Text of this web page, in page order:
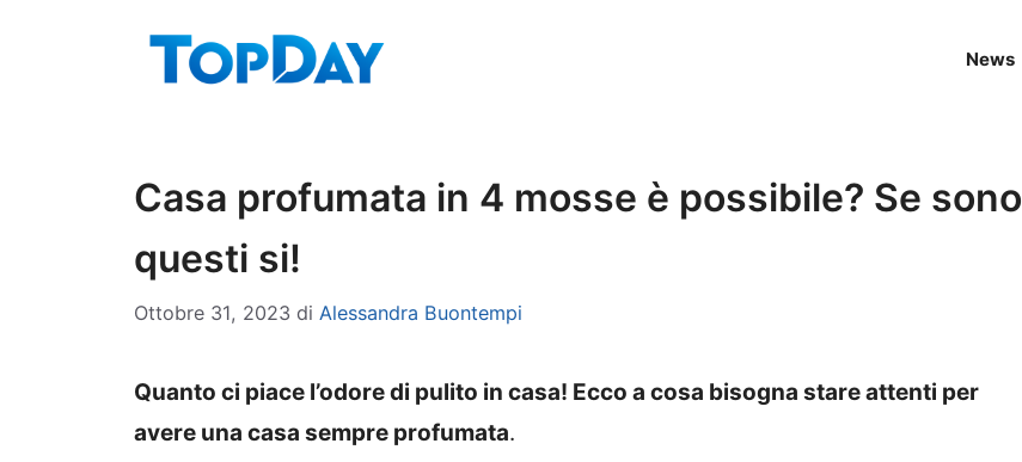
News
Casa profumata in 4 mosse è possibile? Se sono
questi si!
Ottobre 31, 2023 di Alessandra Buontempi
Quanto ci piace l’odore di pulito in casa! Ecco a cosa bisogna stare attenti per
avere una casa sempre profumata.